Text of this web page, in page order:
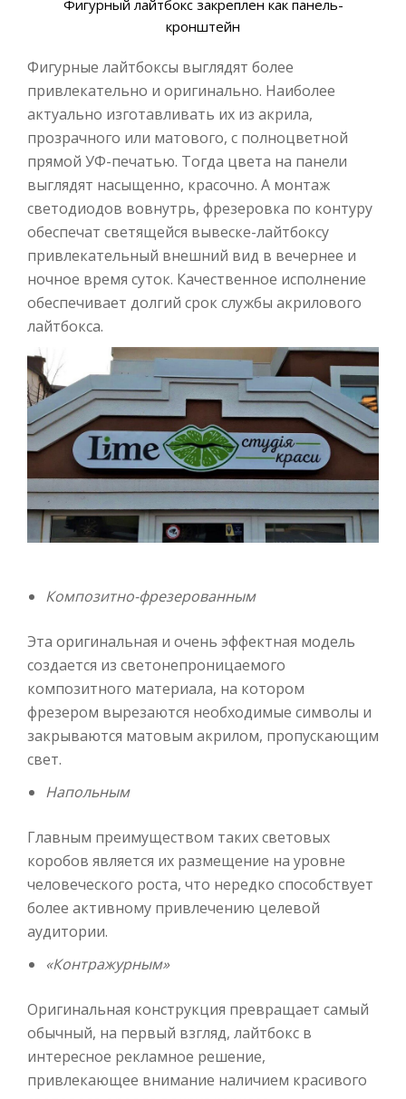
Фигурный лайтбокс закреплен как панель-
кронштейн
Фигурные лайтбоксы выглядят более
привлекательно и оригинально. Наиболее
актуально изготавливать их из акрила,
прозрачного или матового, с полноцветной
прямой УФ-печатью. Тогда цвета на панели
выглядят насыщенно, красочно. А монтаж
светодиодов вовнутрь, фрезеровка по контуру
обеспечат светящейся вывеске-лайтбоксу
привлекательный внешний вид в вечернее и
ночное время суток. Качественное исполнение
обеспечивает долгий срок службы акрилового
лайтбокса.
Композитно-фрезерованным
Эта оригинальная и очень эффектная модель
создается из светонепроницаемого
композитного материала, на котором
фрезером вырезаются необходимые символы и
закрываются матовым акрилом, пропускающим
свет.
Напольным
Главным преимуществом таких световых
коробов является их размещение на уровне
человеческого роста, что нередко способствует
более активному привлечению целевой
аудитории.
«Контражурным»
Оригинальная конструкция превращает самый
обычный, на первый взгляд, лайтбокс в
интересное рекламное решение,
привлекающее внимание наличием красивого